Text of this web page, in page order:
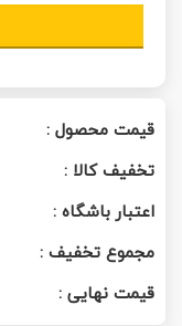
قیمت محصول :
تخفیف کالا :
اعتبار باشگاه :
مجموع تخفیف :
قیمت نهایی :